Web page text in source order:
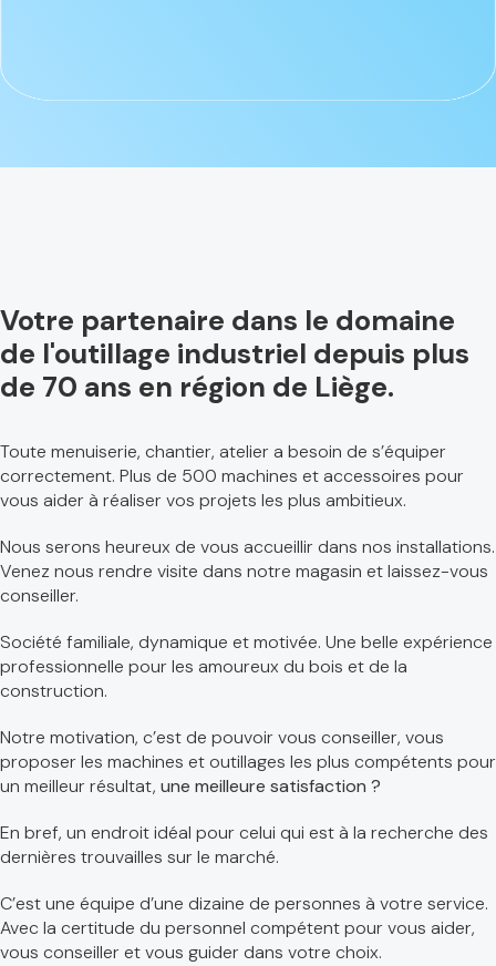
Votre partenaire dans le domaine
de l'outillage industriel depuis plus
de 70 ans en région de Liège.
Toute menuiserie, chantier, atelier a besoin de s’équiper
correctement. Plus de 500 machines et accessoires pour
vous aider à réaliser vos projets les plus ambitieux.
Nous serons heureux de vous accueillir dans nos installations.
Venez nous rendre visite dans notre magasin et laissez-vous
conseiller.
Société familiale, dynamique et motivée. Une belle expérience
professionnelle pour les amoureux du bois et de la
construction.
Notre motivation, c’est de pouvoir vous conseiller, vous
proposer les machines et outillages les plus compétents pour
un meilleur résultat, une meilleure satisfaction ?
En bref, un endroit idéal pour celui qui est à la recherche des
dernières trouvailles sur le marché.
C’est une équipe d’une dizaine de personnes à votre service.
Avec la certitude du personnel compétent pour vous aider,
vous conseiller et vous guider dans votre choix.